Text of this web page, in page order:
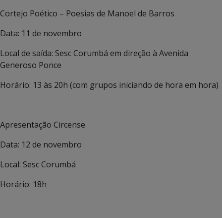
Cortejo Poético – Poesias de Manoel de Barros
Data: 11 de novembro
Local de saída: Sesc Corumbá em direção à Avenida
Generoso Ponce
Horário: 13 às 20h (com grupos iniciando de hora em hora)
Apresentação Circense
Data: 12 de novembro
Local: Sesc Corumbá
Horário: 18h